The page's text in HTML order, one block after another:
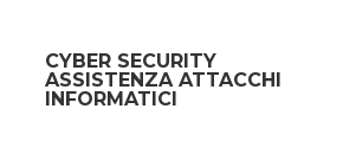
CYBER SECURITY
ASSISTENZA ATTACCHI
INFORMATICI